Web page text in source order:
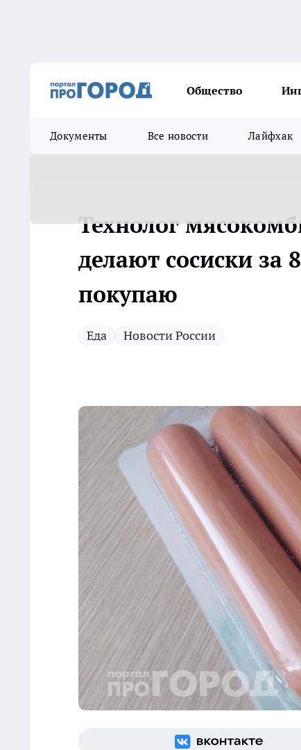
Общество
Документы Все новости Лайфхак
Технолог
делают сосиски за
покупаю
Еда Новости России